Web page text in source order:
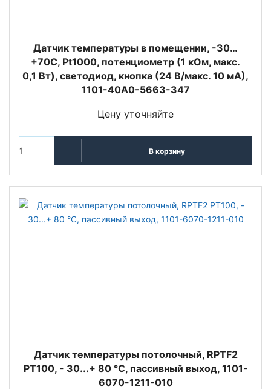
Датчик температуры в помещении, -30…
+70C, Pt1000, потенциометр (1 кОм, макс.
0,1 Вт), светодиод, кнопка (24 В/макс. 10 мА),
1101-40A0-5663-347
Цену уточняйте
В корзину
Датчик температуры потолочный, RPTF2
PT100, - 30...+ 80 °C, пассивный выход, 1101-
6070-1211-010